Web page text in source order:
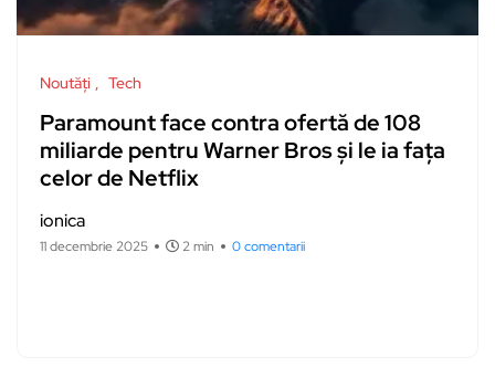
Noutăți Tech
Paramount face contra ofertă de 108
miliarde pentru Warner Bros și le ia fața
celor de Netflix
ionica
11 decembrie 2025 2 min 0 comentarii